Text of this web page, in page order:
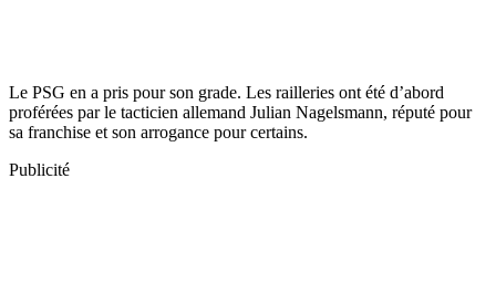
Le PSG en a pris pour son grade. Les railleries ont été d’abord
proférées par le tacticien allemand Julian Nagelsmann, réputé pour
sa franchise et son arrogance pour certains.
Publicité